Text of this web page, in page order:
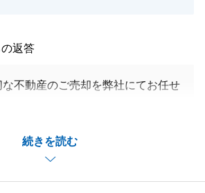
続きを読む
返答
不動産のご売却を弊社にてお任せ
くださいませ。
しくお願いいたします。